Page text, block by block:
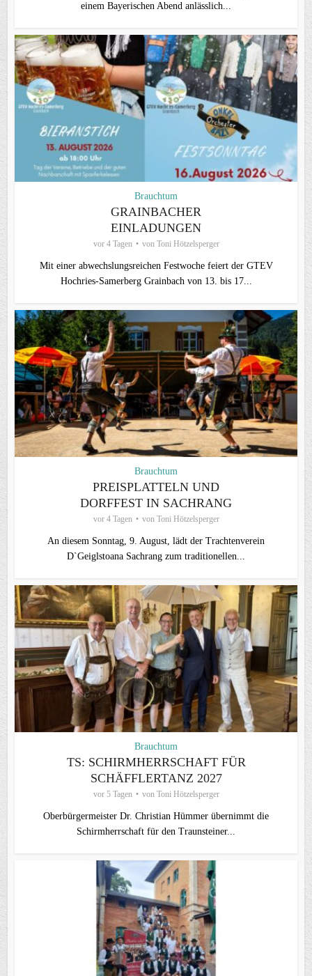
einem Bayerischen Abend anlässlich...
Brauchtum
GRAINBACHER
EINLADUNGEN
vor 4 Tagen von Toni Hötzelsperger
Mit einer abwechslungsreichen Festwoche feiert der GTEV
Hochries-Samerberg Grainbach von 13. bis 17...
Brauchtum
PREISPLATTELN UND
DORFFEST IN SACHRANG
vor 4 Tagen von Toni Hötzelsperger
An diesem Sonntag, 9. August, lädt der Trachtenverein
D`Geiglstoana Sachrang zum traditionellen...
Brauchtum
TS: SCHIRMHERRSCHAFT FÜR
SCHÄFFLERTANZ 2027
vor 5 Tagen von Toni Hötzelsperger
Oberbürgermeister Dr. Christian Hümmer übernimmt die
Schirmherrschaft für den Traunsteiner...